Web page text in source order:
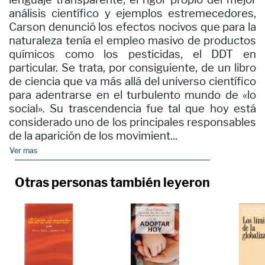
análisis científico y ejemplos estremecedores,
Carson denunció los efectos nocivos que para la
naturaleza tenía el empleo masivo de productos
químicos como los pesticidas, el DDT en
particular. Se trata, por consiguiente, de un libro
de ciencia que va más allá del universo científico
para adentrarse en el turbulento mundo de «lo
social». Su trascendencia fue tal que hoy está
considerado uno de los principales responsables
de la aparición de los movimient...
Ver mas
Otras personas también leyeron